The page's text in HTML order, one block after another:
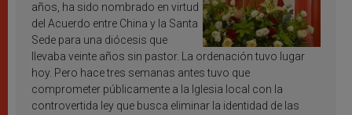
años, ha sido nombrado en virtud
del Acuerdo entre China y la Santa
Sede para una diócesis que
llevaba veinte años sin pastor. La ordenación tuvo lugar
hoy. Pero hace tres semanas antes tuvo que
comprometer públicamente a la Iglesia local con la
controvertida ley que busca eliminar la identidad de las